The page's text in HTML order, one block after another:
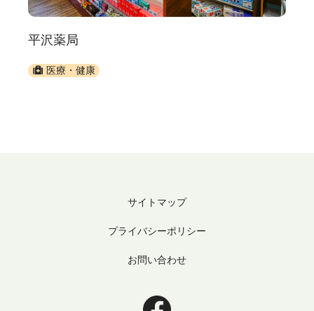
平沢薬局
医療・健康
サイトマップ
プライバシーポリシー
お問い合わせ